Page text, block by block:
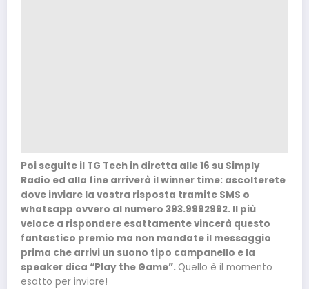
Poi seguite il TG Tech in diretta alle 16 su Simply
Radio ed alla fine arriverà il winner time: ascolterete
dove inviare la vostra risposta tramite SMS o
whatsapp ovvero al numero 393.9992992. Il più
veloce a rispondere esattamente vincerà questo
fantastico premio ma non mandate il messaggio
prima che arrivi un suono tipo campanello e la
speaker dica “Play the Game”. Quello è il momento
esatto per inviare!